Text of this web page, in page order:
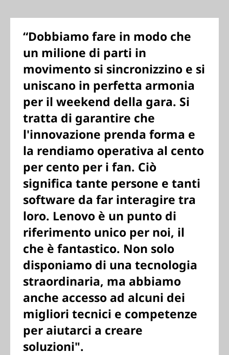
“Dobbiamo fare in modo che
un milione di parti in
movimento si sincronizzino e si
uniscano in perfetta armonia
per il weekend della gara. Si
tratta di garantire che
l'innovazione prenda forma e
la rendiamo operativa al cento
per cento per i fan. Ciò
significa tante persone e tanti
software da far interagire tra
loro. Lenovo è un punto di
riferimento unico per noi, il
che è fantastico. Non solo
disponiamo di una tecnologia
straordinaria, ma abbiamo
anche accesso ad alcuni dei
migliori tecnici e competenze
per aiutarci a creare
soluzioni".